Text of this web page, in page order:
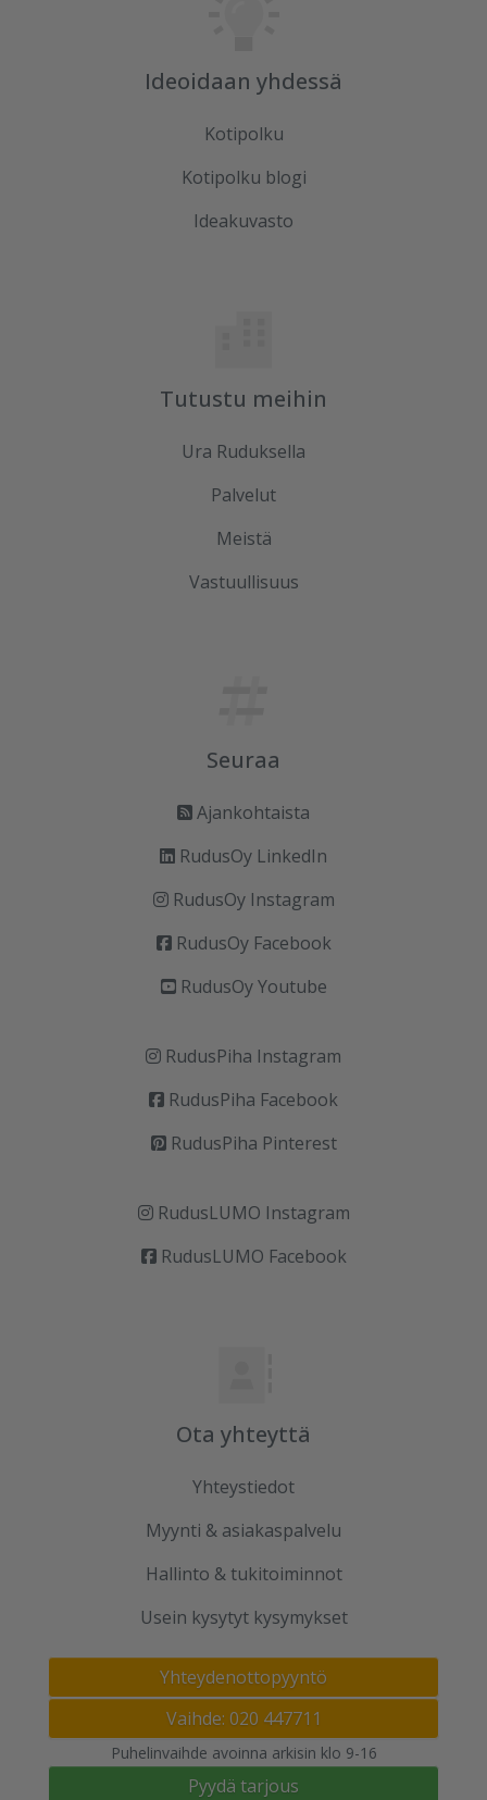
Ideoidaan yhdessä
Kotipolku
Kotipolku blogi
Ideakuvasto
Tutustu meihin
Ura Ruduksella
Palvelut
Meistä
Vastuullisuus
Seuraa
Ajankohtaista
RudusOy LinkedIn
RudusOy Instagram
RudusOy Facebook
RudusOy Youtube
RudusPiha Instagram
RudusPiha Facebook
RudusPiha Pinterest
RudusLUMO Instagram
RudusLUMO Facebook
Ota yhteyttä
Yhteystiedot
Myynti & asiakaspalvelu
Hallinto & tukitoiminnot
Usein kysytyt kysymykset
Yhteydenottopyyntö
Vaihde: 020 447711
Puhelinvaihde avoinna arkisin klo 9-16
Pyydä tarjous